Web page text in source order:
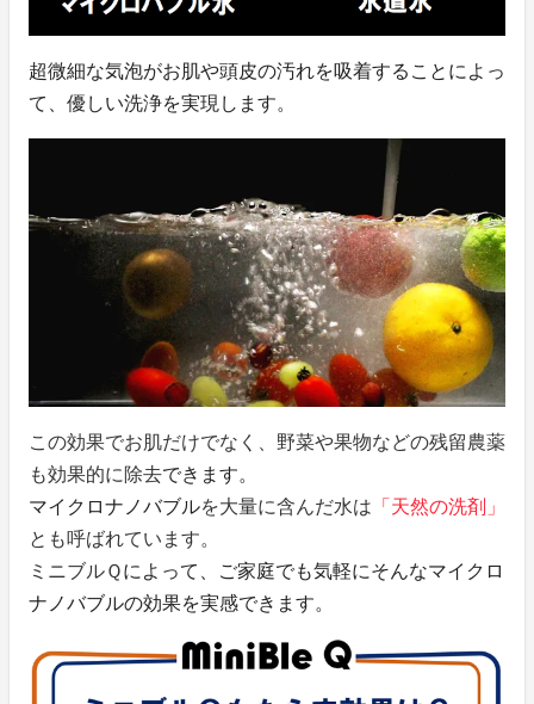
超微細な気泡がお肌や頭皮の汚れを吸着することによっ
て、優しい洗浄を実現します。
この効果でお肌だけでなく、野菜や果物などの残留農薬
も効果的に除去できます。
マイクロナノバブルを大量に含んだ水は 「天然の洗剤」
とも呼ばれています。
ミニブルＱによって、ご家庭でも気軽にそんなマイクロ
ナノバブルの効果を実感できます。